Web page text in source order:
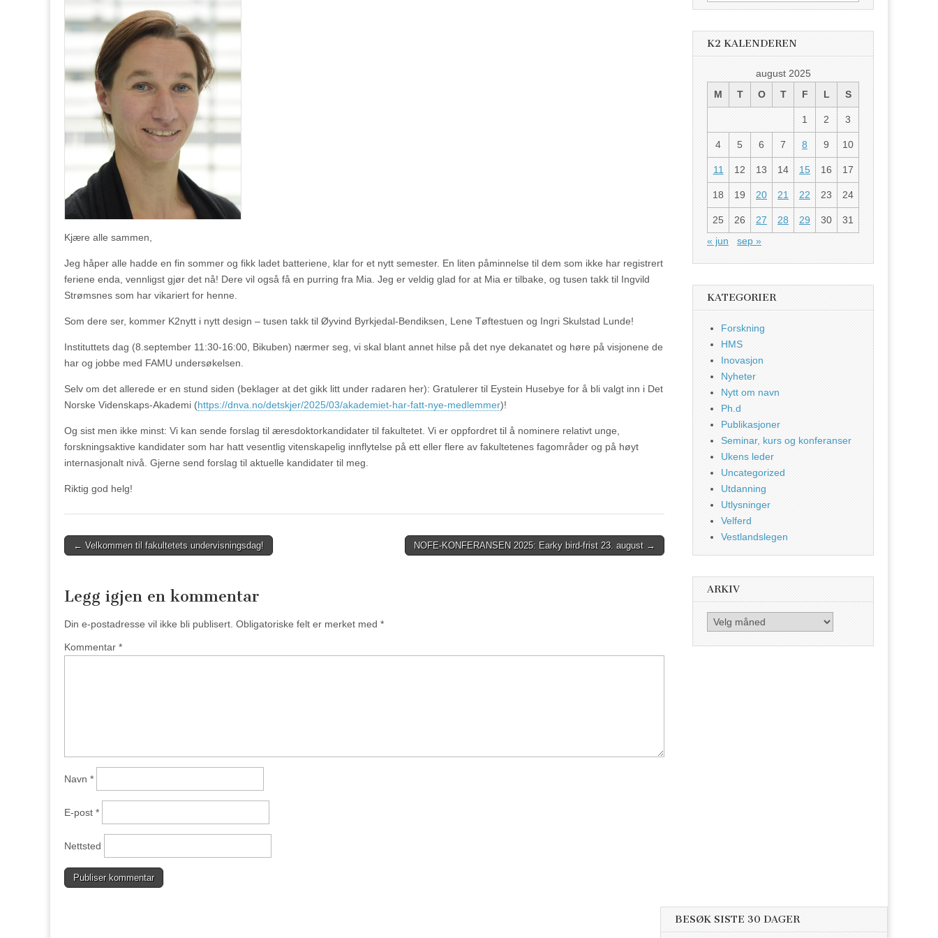
Kjære alle sammen,
Jeg håper alle hadde en fin sommer og fikk ladet batteriene, klar for et nytt semester. En liten påminnelse til dem som ikke har registrert
feriene enda, vennligst gjør det nå! Dere vil også få en purring fra Mia. Jeg er veldig glad for at Mia er tilbake, og tusen takk til Ingvild
Strømsnes som har vikariert for henne.
Som dere ser, kommer K2nytt i nytt design – tusen takk til Øyvind Byrkjedal-Bendiksen, Lene Tøftestuen og Ingri Skulstad Lunde!
Instituttets dag (8.september 11:30-16:00, Bikuben) nærmer seg, vi skal blant annet hilse på det nye dekanatet og høre på visjonene de
har og jobbe med FAMU undersøkelsen.
Selv om det allerede er en stund siden (beklager at det gikk litt under radaren her): Gratulerer til Eystein Husebye for å bli valgt inn i Det
Norske Videnskaps-Akademi (https://dnva.no/detskjer/2025/03/akademiet-har-fatt-nye-medlemmer)!
Og sist men ikke minst: Vi kan sende forslag til æresdoktorkandidater til fakultetet. Vi er oppfordret til å nominere relativt unge,
forskningsaktive kandidater som har hatt vesentlig vitenskapelig innflytelse på ett eller flere av fakultetenes fagområder og på høyt
internasjonalt nivå. Gjerne send forslag til aktuelle kandidater til meg.
Riktig god helg!
Post
← Velkommen til fakultetets undervisningsdag! NOFE-KONFERANSEN 2025: Earky bird-frist 23. august →
Legg igjen en kommentar
Din e-postadresse vil ikke bli publisert. Obligatoriske felt er merket med *
Kommentar *
Navn *
E-post *
Nettsted
K2 KALENDEREN
august 2025
M
T O T F L S
1 2 3
4 5 6 7 8 9 10
11 12 13 14 15 16 17
18 19 20 21 22 23 24
25 26 27 28 29 30
31
« jun
sep »
KATEGORIER
Forskning
HMS
Inovasjon
Nyheter
Nytt om navn
Ph.d
Publikasjoner
Seminar, kurs og konferanser
Ukens leder
Uncategorized
Utdanning
Utlysninger
Velferd
Vestlandslegen
ARKIV
Arkiv
BESØK SISTE 30 DAGER